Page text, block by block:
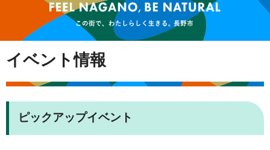
イベント情報
ピックアップイベント